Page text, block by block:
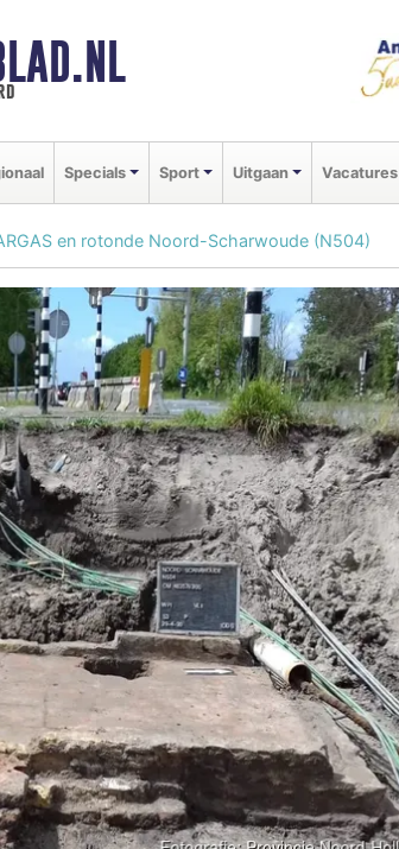
Specials Sport Uitgaan Vacatures
en rotonde Noord-Scharwoude (N504)